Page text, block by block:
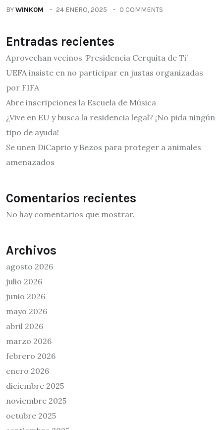
BYWINK0M 24 ENERO, 2025 0 COMMENTS
Entradas recientes
Aprovechan vecinos ‘Presidencia Cerquita de Ti’
UEFA insiste en no participar en justas organizadas
por FIFA
Abre inscripciones la Escuela de Música
¿Vive en EU y busca la residencia legal? ¡No pida ningún
tipo de ayuda!
Se unen DiCaprio y Bezos para proteger a animales
amenazados
Comentarios recientes
No hay comentarios que mostrar.
Archivos
agosto 2026
julio 2026
junio 2026
mayo 2026
abril 2026
marzo 2026
febrero 2026
enero 2026
diciembre 2025
noviembre 2025
octubre 2025